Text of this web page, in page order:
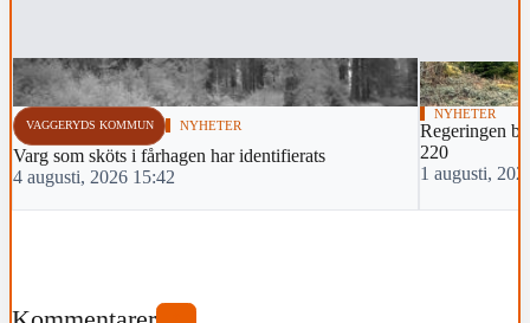
VAGGERYDS KOMMUN NYHETER
Varg som sköts i fårhagen har identifierats
4 augusti, 2026 15:42
NYHETER
Regeringen
220
1 augusti,